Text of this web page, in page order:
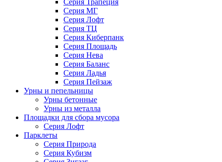
Серия МГ
Серия Лофт
Серия ТЦ
Серия Киберпанк
Серия Площадь
Серия Нева
Серия Баланс
Серия Ладья
Серия Пейзаж
Урны и пепельницы
Урны бетонные
Урны из металла
Площадки для сбора мусора
Серия Лофт
Парклеты
Серия Природа
Серия Кубизм